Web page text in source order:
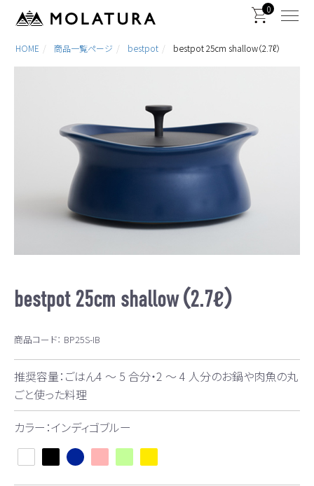
0
HOME 商品一覧ページ bestpot bestpot 25cm shallow（2.7ℓ）
bestpot 25cm shallow（2.7ℓ）
商品コード： BP25S-IB
推奨容量：ごはん4 ～ 5 合分・2 ～ 4 人分のお鍋や肉魚の丸
ごと使った料理
カラー：インディゴブルー